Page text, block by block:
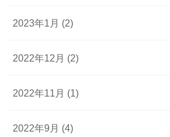
2023年1月 (2)
2022年12月 (2)
2022年11月 (1)
2022年9月 (4)